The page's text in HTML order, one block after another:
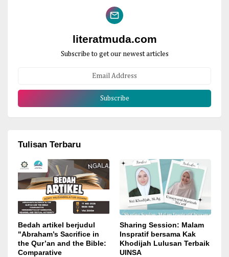
literatmuda.com
Subscribe to get our newest articles
Tulisan Terbaru
Bedah artikel berjudul
"Abraham’s Sacrifice in
the Qur’an and the Bible:
Comparative
Sharing Session: Malam
Inspratif bersama Kak
Khodijah Lulusan Terbaik
UINSA